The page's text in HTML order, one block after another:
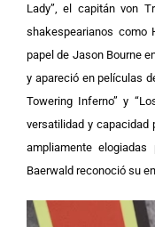
Lady”, el capitán von
shakespearianos como
papel de Jason Bourne
y apareció en películas
Towering Inferno” y
versatilidad y capacidad
ampliamente
Baerwald reconoció su